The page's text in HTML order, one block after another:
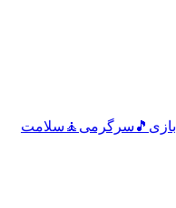
🎵 سرگرمی 🧘 سلامت